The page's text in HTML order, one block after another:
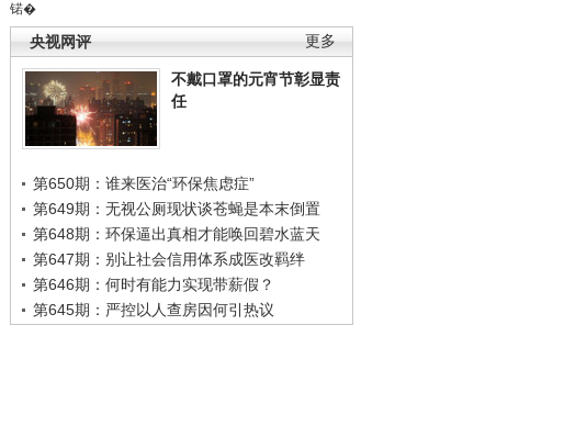
锘�
更多
央视网评
不戴口罩的元宵节彰显责
任
第650期：谁来医治“环保焦虑症”
第649期：无视公厕现状谈苍蝇是本末倒置
第648期：环保逼出真相才能唤回碧水蓝天
第647期：别让社会信用体系成医改羁绊
第646期：何时有能力实现带薪假？
第645期：严控以人查房因何引热议